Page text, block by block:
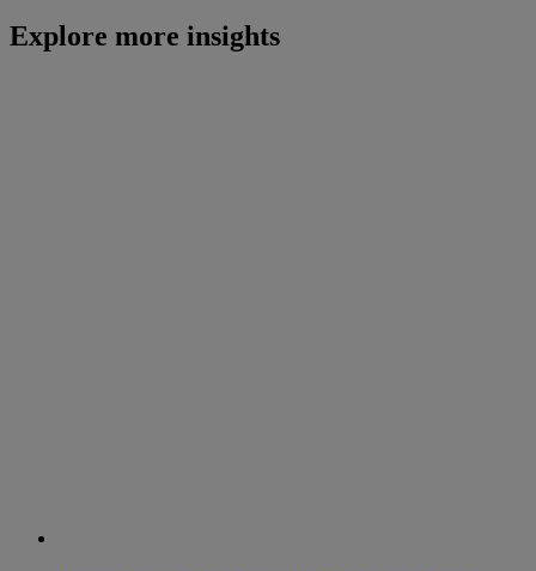
Explore more insights